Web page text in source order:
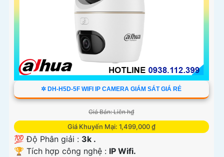
✲ DH-H5D-5F WIFI IP CAMERA GIÁM SÁT GIÁ RẺ
Giá Bán: Liên h₫
Giá Khuyến Mại: 1,499,000 ₫
💯 Độ Phân giải : 3k .
🏆 Tích hợp công nghệ : IP Wifi.